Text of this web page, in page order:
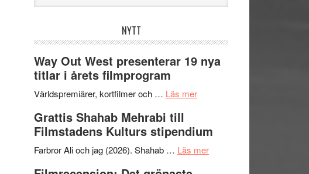
webbplatsen
NYTT
Way Out West presenterar 19 nya
titlar i årets filmprogram
Världspremiärer, kortfilmer och … Läs merom
West
presenterar
Grattis Shahab Mehrabi till
Filmstadens Kulturs stipendium
Farbror Ali och jag (2026). Shahab … Läs merom